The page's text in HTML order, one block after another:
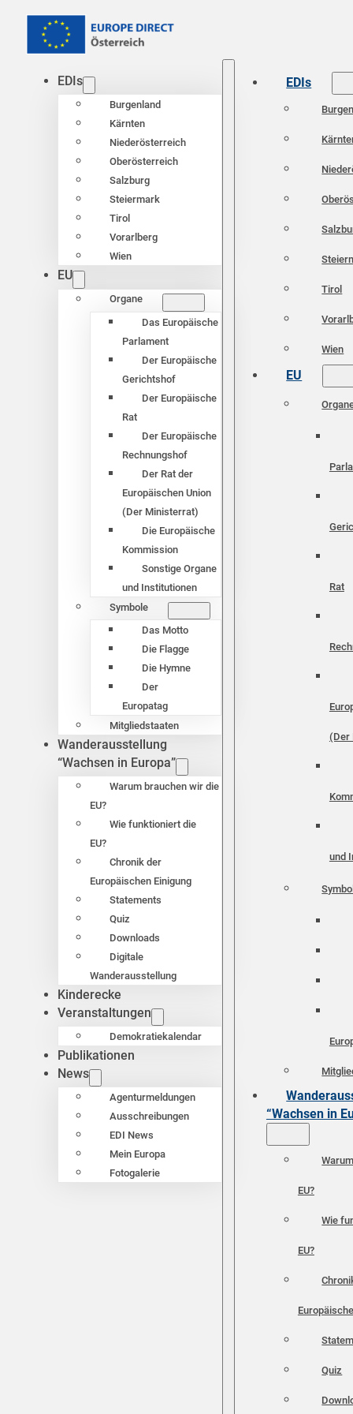
EDIs
Burgenland
Kärnten
Niederösterreich
Oberösterreich
Salzburg
Steiermark
Tirol
Vorarlberg
Wien
EU
Organe
Das Europäische
Parlament
Der Europäische
Gerichtshof
Der Europäische
Rat
Der Europäische
Rechnungshof
Der Rat der
Europäischen Union
(Der Ministerrat)
Die Europäische
Kommission
Sonstige Organe
und Institutionen
Symbole
Das Motto
Die Flagge
Die Hymne
Der
Europatag
Mitgliedstaaten
Wanderausstellung
“Wachsen in Europa”
Warum brauchen wir die
EU?
Wie funktioniert die
EU?
Chronik der
Europäischen Einigung
Statements
Quiz
Downloads
Digitale
Wanderausstellung
Kinderecke
Veranstaltungen
Demokratiekalendar
Publikationen
News
Agenturmeldungen
Ausschreibungen
EDI News
Mein Europa
Fotogalerie
EDIs
Tirol
Wien
EU
Rat
(Der
und
“Wachsen in
EU?
Wie
EU?
Quiz